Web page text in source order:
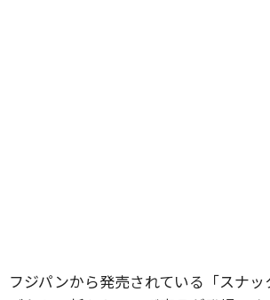
フジパンから発売されている「スナ